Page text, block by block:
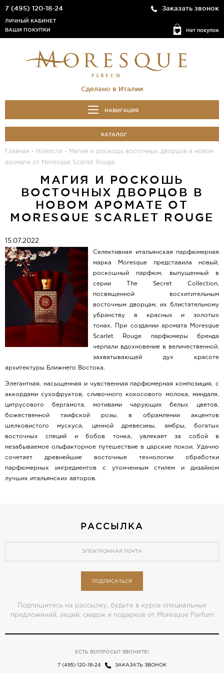
7 (495) 120-18-24 Заказать звонок
Нет покупок
ЛИЧНЫЙ КАБИНЕТ
ВАШИ ПОКУПКИ
Сделано в Италии
НАВИГАЦИЯ
КАТАЛОГ
Главная - Новости -
Магия и роскошь восточных дворцов в новом
аромате от Moresque Scarlet Rouge
МАГИЯ И РОСКОШЬ
ВОСТОЧНЫХ ДВОРЦОВ В
НОВОМ АРОМАТЕ ОТ
MORESQUE SCARLET ROUGE
15.07.2022
Селективная итальянская парфюмерная
марка Moresque представила новый,
роскошный парфюм, выпущенный в
серии The Secret Collection,
посвященной восхитительным
восточным дворцам, их блистательному
убранству в красных и золотых
тонах. При создании аромата Moresque
Scarlet Rouge парфюмеры бренда
черпали вдохновение в величественной,
захватывающей дух красоте
архитектуры Ближнего Востока.
Элегантная, насыщенная и чувственная парфюмерная композиция, с
аккордами сухофруктов, сливочного кокосового молока, миндаля,
цитрусового бергамота, мотивами чарующих белых цветов,
божественной таифской розы, в обрамлении акцентов
шелковистого мускуса, ценной древесины, амбры, богатых
восточных специй и бобов тонка, увлекает за собой в
незабываемое ольфакторное путешествие в царские покои. Удачно
сочетает древнейшие восточные технологии обработки
парфюмерных ингредиентов с утонченным стилем и дизайном
лучших итальянских авторов.
РАССЫЛКА
ПОДПИСАТЬСЯ
Подпишитесь на рассылку, будьте в курсе специальных
предложений, акций, скидок и подарков от Moresque Parfum
ЕСТЬ ВОПРОСЫ? ЗВОНИТЕ!
7 (495) 120-18-24 ЗАКАЗАТЬ ЗВОНОК